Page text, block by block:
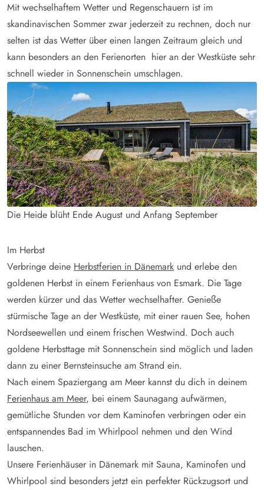
Mit wechselhaftem Wetter und Regenschauern ist im
skandinavischen Sommer zwar jederzeit zu rechnen, doch nur
selten ist das Wetter über einen langen Zeitraum gleich und
kann besonders an den Ferienorten hier an der Westküste sehr
schnell wieder in Sonnenschein umschlagen.
Die Heide blüht Ende August und Anfang September
Im Herbst
Verbringe deine Herbstferien in Dänemark und erlebe den
goldenen Herbst in einem Ferienhaus von Esmark. Die Tage
werden kürzer und das Wetter wechselhafter. Genieße
stürmische Tage an der Westküste, mit einer rauen See, hohen
Nordseewellen und einem frischen Westwind. Doch auch
goldene Herbsttage mit Sonnenschein sind möglich und laden
dann zu einer Bernsteinsuche am Strand ein.
Nach einem Spaziergang am Meer kannst du dich in deinem
Ferienhaus am Meer, bei einem Saunagang aufwärmen,
gemütliche Stunden vor dem Kaminofen verbringen oder ein
entspannendes Bad im Whirlpool nehmen und den Wind
lauschen.
Unsere Ferienhäuser in Dänemark mit Sauna, Kaminofen und
Whirlpool sind besonders jetzt ein perfekter Rückzugsort und